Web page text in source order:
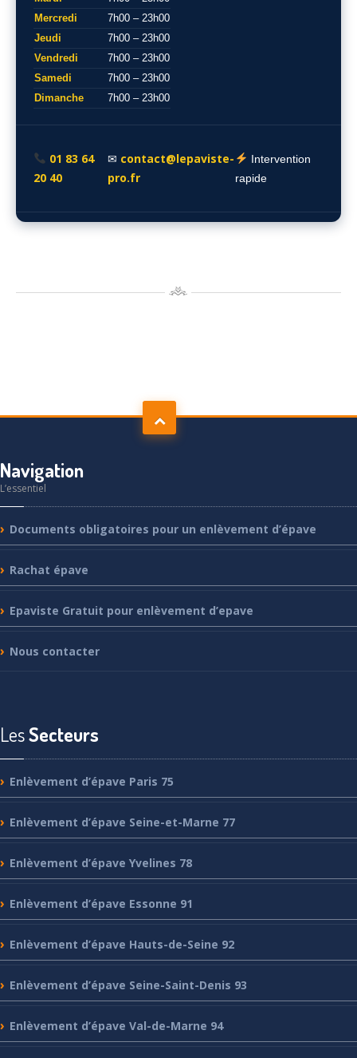
Mercredi
7h00 – 23h00
Jeudi
7h00 – 23h00
Vendredi
7h00 – 23h00
Samedi
7h00 – 23h00
Dimanche
7h00 – 23h00
01 83 64
20 40
✉ contact@lepaviste-
pro.fr
Intervention
rapide
Navigation
L’essentiel
Documents obligatoires pour un enlèvement d’épave
Rachat épave
Epaviste Gratuit pour enlèvement d’epave
Nous contacter
LesSecteurs
Enlèvement d’épave Paris 75
Enlèvement d’épave Seine-et-Marne 77
Enlèvement d’épave Yvelines 78
Enlèvement d’épave Essonne 91
Enlèvement d’épave Hauts-de-Seine 92
Enlèvement d’épave Seine-Saint-Denis 93
Enlèvement d’épave Val-de-Marne 94